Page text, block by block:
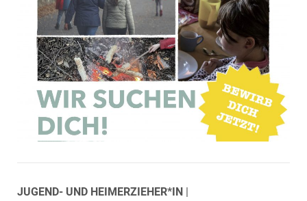
JUGEND- UND HEIMERZIEHER*IN |